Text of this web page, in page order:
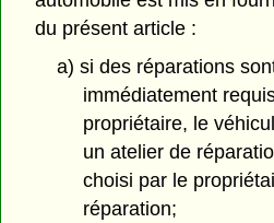
du présent article :
a) si des réparations
immédiatement
propriétaire, le
un atelier de
choisi par le
réparation;